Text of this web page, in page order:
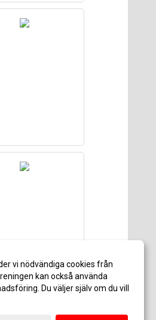
vi nödvändiga cookies från
kan också använda
Du väljer själv om du vill